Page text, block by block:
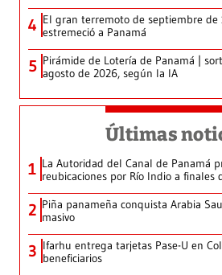
4 El gran terremoto de septiembre de
estremeció a Panamá
5 Pirámide de Lotería de Panamá |
agosto de 2026, según la IA
Últimas
1 La Autoridad del Canal de Panamá
reubicaciones por Río Indio a finales
2 Piña panameña conquista Arabia
masivo
3 Ifarhu entrega tarjetas Pase-U en
beneficiarios